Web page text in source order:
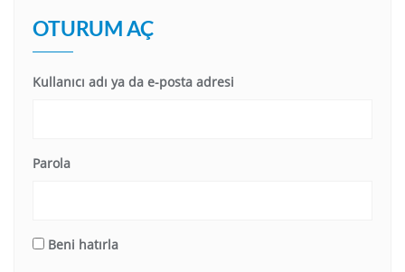
OTURUM AÇ
Kullanıcı adı ya da e-posta adresi
Parola
Beni hatırla